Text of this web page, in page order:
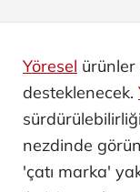
Yöresel ürünler
desteklenecek.
nezdinde
'çatı marka'